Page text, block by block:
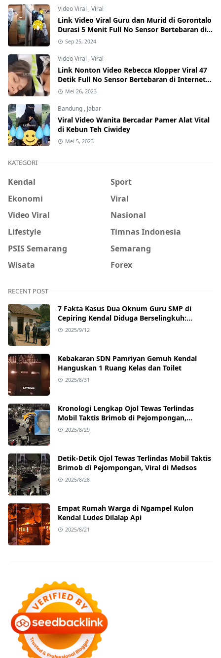
Video Viral ,Viral
Link Video Viral Guru dan Murid di Gorontalo
Durasi 5 Menit Full No Sensor Bertebaran di
Internet, Hati-Hati Phising!
Sep 25, 2024
Video Viral ,Viral
Link Nonton Video Rebecca Klopper Viral 47
Detik Full No Sensor Bertebaran di Internet,
Hati-Hati Phising!
Mei 26, 2023
Bandung , Jabar
Viral Video Wanita Bercadar Pamer Alat Vital
di Kebun Teh Ciwidey
Mei 5, 2023
KATEGORI
Kendal
Sport
Ekonomi
Viral
Video Viral
Nasional
Lifestyle
Timnas Indonesia
PSIS Semarang
Semarang
Wisata
Forex
RECENT POST
7 Fakta Kasus Dua Oknum Guru SMP di
Cepiring Kendal Diduga Berselingkuh:
Kronologi, Pengakuan, hingga Sanksi
2025/9/12
Kebakaran SDN Pamriyan Gemuh Kendal
Hanguskan 1 Ruang Kelas dan Toilet
2025/8/31
Kronologi Lengkap Ojol Tewas Terlindas
Mobil Taktis Brimob di Pejompongan,
Ternyata Sedang Antar Orderan
2025/8/29
Detik-Detik Ojol Tewas Terlindas Mobil Taktis
Brimob di Pejompongan, Viral di Medsos
2025/8/28
Empat Rumah Warga di Ngampel Kulon
Kendal Ludes Dilalap Api
2025/8/21